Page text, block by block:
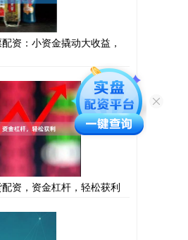
资：小资金撬动大收益，
资，资金杠杆，轻松获利